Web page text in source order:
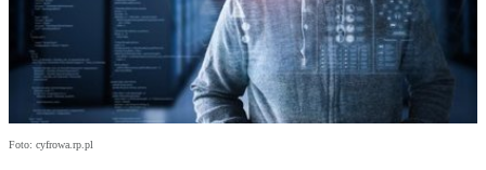
Foto: cyfrowa.rp.pl